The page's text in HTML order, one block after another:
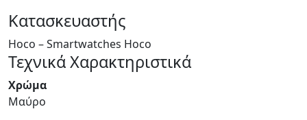
Κατασκευαστής
Hoco – Smartwatches Hoco
Τεχνικά Χαρακτηριστικά
Χρώμα
Μαύρο